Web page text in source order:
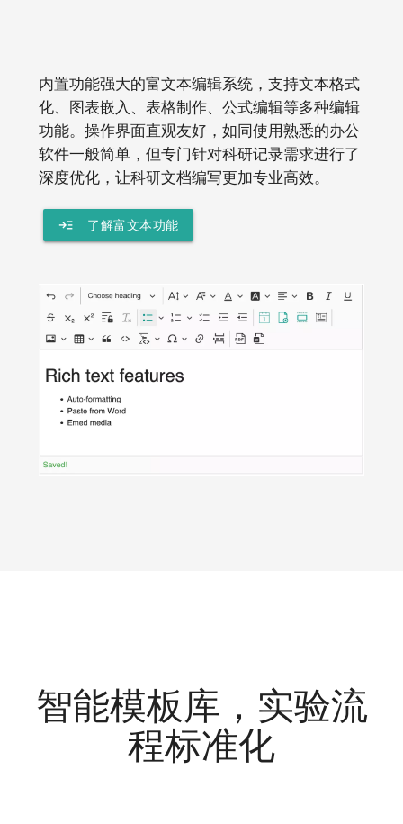
内置功能强大的富文本编辑系统，支持文本格式
化、图表嵌入、表格制作、公式编辑等多种编辑
功能。操作界面直观友好，如同使用熟悉的办公
软件一般简单，但专门针对科研记录需求进行了
深度优化，让科研文档编写更加专业高效。
read_more 了解富文本功能
智能模板库，实验流
程标准化